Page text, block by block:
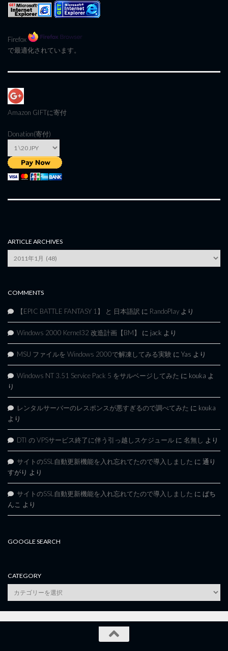
Firefox
で最適化されています。
Amazon GIFTに寄付
Donation(寄付)
ARTICLE ARCHIVES
Article
Archives
COMMENTS
【EPIC BATTLE FANTASY 1】 と 日本語訳 に RandoPlay より
Windows 2000 Kernel32 改造計画【BM】 に jack より
MSU ファイルを Windows 2000で解凍してみる実験 に Yas より
Windows NT 3.51 Service Pack 5 をサルベージしてみた に kouka よ
り
レンタルサーバーのレスポンスが悪すぎるので調べてみた に kouka
より
DTI の VPSサービス終了に伴う引っ越しスケジュール に 名無し より
サイトのSSL自動更新機能を入れ忘れてたので導入しました に 通り
すがり より
サイトのSSL自動更新機能を入れ忘れてたので導入しました に ぱち
んこ より
GOOGLE SEARCH
CATEGORY
category